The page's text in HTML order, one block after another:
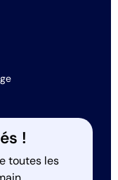
!
toutes les